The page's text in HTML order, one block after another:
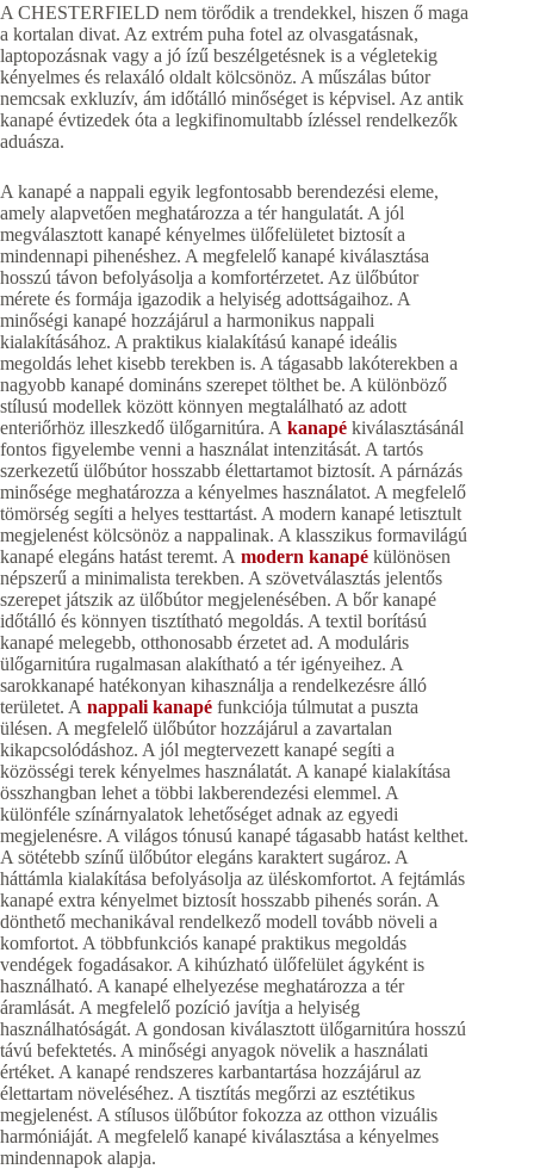
A CHESTERFIELD nem törődik a trendekkel, hiszen ő maga
a kortalan divat. Az extrém puha fotel az olvasgatásnak,
laptopozásnak vagy a jó ízű beszélgetésnek is a végletekig
kényelmes és relaxáló oldalt kölcsönöz. A műszálas bútor
nemcsak exkluzív, ám időtálló minőséget is képvisel. Az antik
kanapé évtizedek óta a legkifinomultabb ízléssel rendelkezők
aduásza.
A kanapé a nappali egyik legfontosabb berendezési eleme,
amely alapvetően meghatározza a tér hangulatát. A jól
megválasztott kanapé kényelmes ülőfelületet biztosít a
mindennapi pihenéshez. A megfelelő kanapé kiválasztása
hosszú távon befolyásolja a komfortérzetet. Az ülőbútor
mérete és formája igazodik a helyiség adottságaihoz. A
minőségi kanapé hozzájárul a harmonikus nappali
kialakításához. A praktikus kialakítású kanapé ideális
megoldás lehet kisebb terekben is. A tágasabb lakóterekben a
nagyobb kanapé domináns szerepet tölthet be. A különböző
stílusú modellek között könnyen megtalálható az adott
enteriőrhöz illeszkedő ülőgarnitúra. A kanapé kiválasztásánál
fontos figyelembe venni a használat intenzitását. A tartós
szerkezetű ülőbútor hosszabb élettartamot biztosít. A párnázás
minősége meghatározza a kényelmes használatot. A megfelelő
tömörség segíti a helyes testtartást. A modern kanapé letisztult
megjelenést kölcsönöz a nappalinak. A klasszikus formavilágú
kanapé elegáns hatást teremt. A modern kanapé különösen
népszerű a minimalista terekben. A szövetválasztás jelentős
szerepet játszik az ülőbútor megjelenésében. A bőr kanapé
időtálló és könnyen tisztítható megoldás. A textil borítású
kanapé melegebb, otthonosabb érzetet ad. A moduláris
ülőgarnitúra rugalmasan alakítható a tér igényeihez. A
sarokkanapé hatékonyan kihasználja a rendelkezésre álló
területet. A nappali kanapé funkciója túlmutat a puszta
ülésen. A megfelelő ülőbútor hozzájárul a zavartalan
kikapcsolódáshoz. A jól megtervezett kanapé segíti a
közösségi terek kényelmes használatát. A kanapé kialakítása
összhangban lehet a többi lakberendezési elemmel. A
különféle színárnyalatok lehetőséget adnak az egyedi
megjelenésre. A világos tónusú kanapé tágasabb hatást kelthet.
A sötétebb színű ülőbútor elegáns karaktert sugároz. A
háttámla kialakítása befolyásolja az üléskomfortot. A fejtámlás
kanapé extra kényelmet biztosít hosszabb pihenés során. A
dönthető mechanikával rendelkező modell tovább növeli a
komfortot. A többfunkciós kanapé praktikus megoldás
vendégek fogadásakor. A kihúzható ülőfelület ágyként is
használható. A kanapé elhelyezése meghatározza a tér
áramlását. A megfelelő pozíció javítja a helyiség
használhatóságát. A gondosan kiválasztott ülőgarnitúra hosszú
távú befektetés. A minőségi anyagok növelik a használati
értéket. A kanapé rendszeres karbantartása hozzájárul az
élettartam növeléséhez. A tisztítás megőrzi az esztétikus
megjelenést. A stílusos ülőbútor fokozza az otthon vizuális
harmóniáját. A megfelelő kanapé kiválasztása a kényelmes
mindennapok alapja.